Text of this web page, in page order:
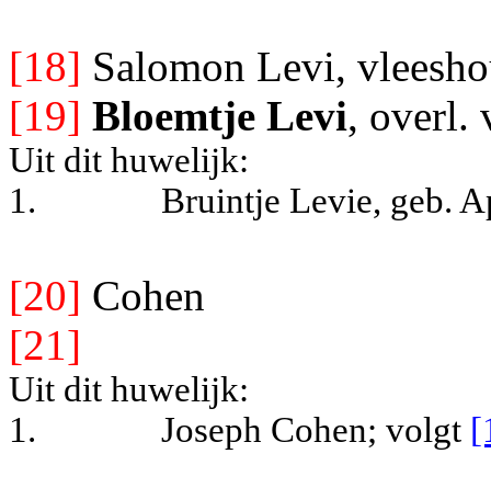
[18] Salomon Levi,
[19] Bloemtje Levi, overl.
Uit dit huwelijk:
1.
Bruintje Levie, geb.
[20] Cohen
[21]
Uit dit huwelijk:
1.
Joseph Cohen; volgt